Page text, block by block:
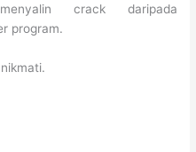
crack daripada
program.